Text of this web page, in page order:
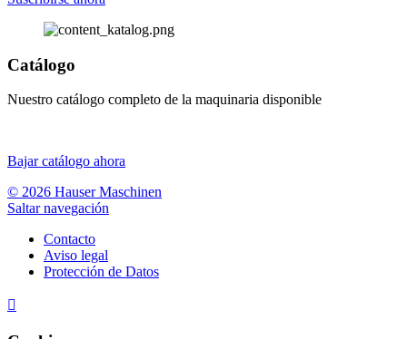
Catálogo
Nuestro catálogo completo de la maquinaria disponible
Bajar catálogo ahora
© 2026 Hauser Maschinen
Saltar navegación
Contacto
Aviso legal
Protección de Datos
